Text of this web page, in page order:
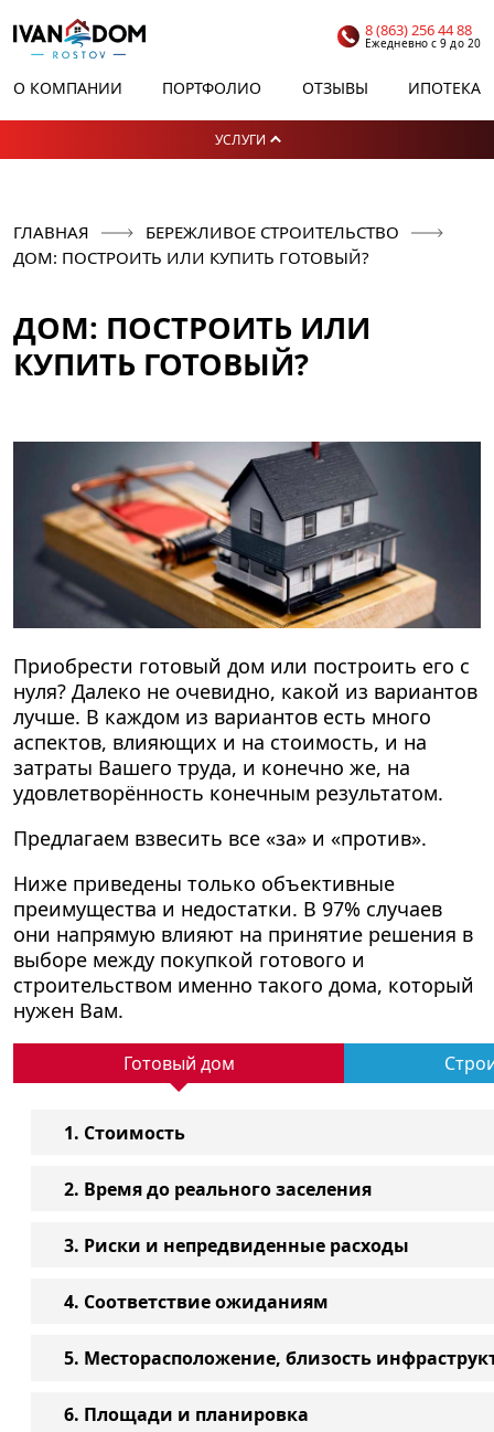
О КОМПАНИИ ПОРТФОЛИО ОТЗЫВЫ ИПОТЕКА
8 (863) 256 44 88
Ежедневно с 9 до 20
УСЛУГИ
ГЛАВНАЯ
БЕРЕЖЛИВОЕ СТРОИТЕЛЬСТВО
ДОМ: ПОСТРОИТЬ ИЛИ КУПИТЬ ГОТОВЫЙ?
ДОМ: ПОСТРОИТЬ ИЛИ
КУПИТЬ ГОТОВЫЙ?
Приобрести готовый дом или построить его с
нуля? Далеко не очевидно, какой из вариантов
лучше. В каждом из вариантов есть много
аспектов, влияющих и на стоимость, и на
затраты Вашего труда, и конечно же, на
удовлетворённость конечным результатом.
Предлагаем взвесить все «за» и «против».
Ниже приведены только объективные
преимущества и недостатки. В 97% случаев
они напрямую влияют на принятие решения в
выборе между покупкой готового и
строительством именно такого дома, который
нужен Вам.
Готовый дом
1. Стоимость
2. Время до реального заселения
3. Риски и непредвиденные расходы
4. Соответствие ожиданиям
5. Месторасположение, близость
6. Площади и планировка